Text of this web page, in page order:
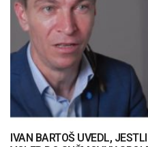
IVAN BARTOŠ UVEDL,